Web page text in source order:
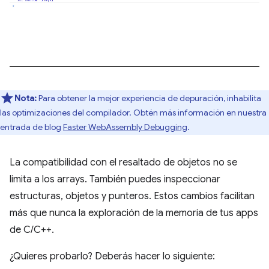
Nota:Para obtener la mejor experiencia de depuración, inhabilita
las optimizaciones del compilador. Obtén más información en nuestra
entrada de blog Faster WebAssembly Debugging.
La compatibilidad con el resaltado de objetos no se
limita a los arrays. También puedes inspeccionar
estructuras, objetos y punteros. Estos cambios facilitan
más que nunca la exploración de la memoria de tus apps
de C/C++.
¿Quieres probarlo? Deberás hacer lo siguiente: